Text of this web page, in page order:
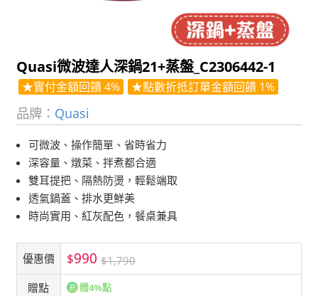
Quasi微波達人深鍋21+蒸盤_C2306442-1
★實付金額回饋 4% ★點數折抵訂單金額回饋 1%
品牌： Quasi
可微波、操作簡單、省時省力
深容量、燉菜、拌煮都合適
雙耳提把、隔熱防燙，輕鬆端取
透氣鍋蓋、排水更鮮美
時尚實用、紅灰配色，餐桌兼具
優惠價 $990 $1,790
贈點
贈4%點